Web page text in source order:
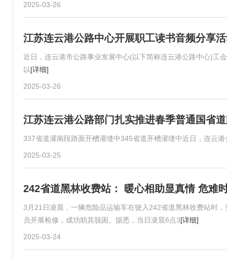
2025-03-26
江苏连云港公路中心开展职工读书音频分享
近日，连云港市公路事业发展中心(以下简称连云港公路中心)工
以[详细]
2025-03-26
江苏连云港公路部门扎实推进春季普通国省
337省道灌南段路面开槽灌缝中345省道开槽灌缝中近日，连云
2025-03-25
242省道黑林收费站： 暖心相助显真情 危难
3月21日凌晨，一辆危险品运输车在驶入242省道黑林收费站时
员开展检修，成功助其脱困。据悉，当日凌晨6点3[详细]
2025-03-24